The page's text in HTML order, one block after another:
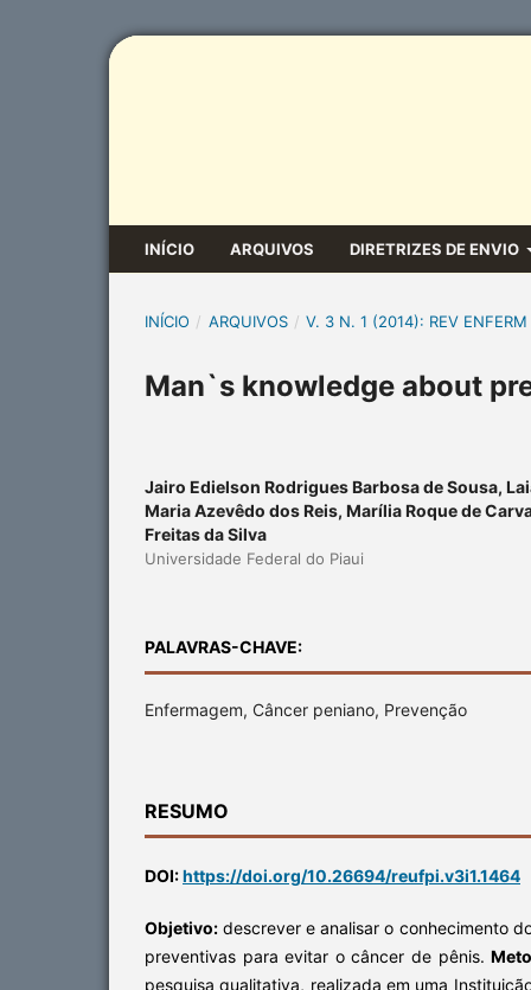
INÍCIO ARQUIVOS DIRETRIZES DE ENVIO
INÍCIO / ARQUIVOS / V. 3 N. 1 (2014): REV ENFERM
Man`s knowledge about
Jairo Edielson Rodrigues Barbosa de Sousa,
Maria Azevêdo dos Reis, Marília Roque de
Freitas da Silva
Universidade Federal do Piaui
PALAVRAS-CHAVE:
Enfermagem, Câncer peniano, Prevenção
RESUMO
DOI:https://doi.org/10.26694/reufpi.v3i1.1464
Objetivo: descrever e analisar o conhecimento
preventivas para evitar o câncer de pênis.
pesquisa qualitativa, realizada em uma